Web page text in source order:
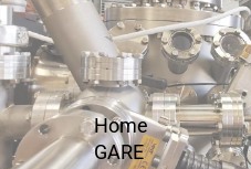
Home
GARE